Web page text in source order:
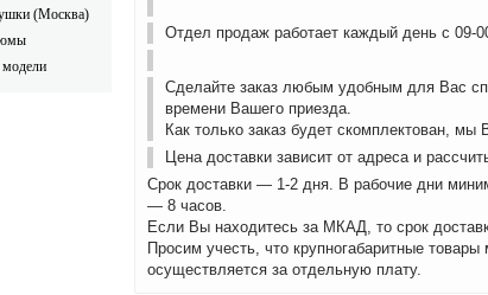
(Москва)
Отдел продаж работает каждый день с 09-
Сделайте заказ любым удобным для Вас
времени Вашего приезда.
Как только заказ будет скомплектован,
Цена доставки зависит от адреса и
Срок доставки — 1-2 дня. В рабочие дни
— 8 часов.
Если Вы находитесь за МКАД, то срок
Просим учесть, что крупногабаритные
осуществляется за отдельную плату.